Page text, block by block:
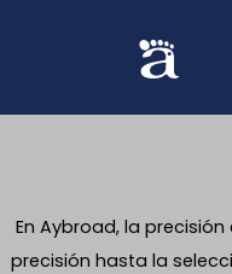
En Aybroad, la
precisión hasta la